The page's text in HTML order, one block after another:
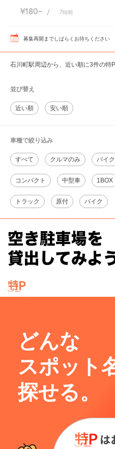
¥180 / 7時間
募集再開までしばらくお待ちください
石川町駅周辺から、近い順に3件の特
並び替え
近い順 安い順
車種で絞り込み
すべて クルマのみ バイ
コンパクト 中型車 1BOX
トラック 原付 バイク
どんな
スポット
探せる。